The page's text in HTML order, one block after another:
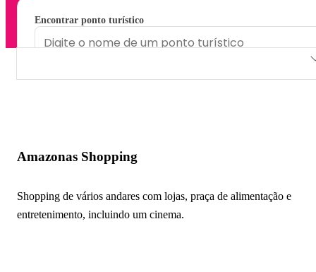
Encontrar ponto turístico
Shopping Manaus ViaNorte
Amazonas Shopping
Shopping de vários andares com lojas, praça de alimentação e
entretenimento, incluindo um cinema.